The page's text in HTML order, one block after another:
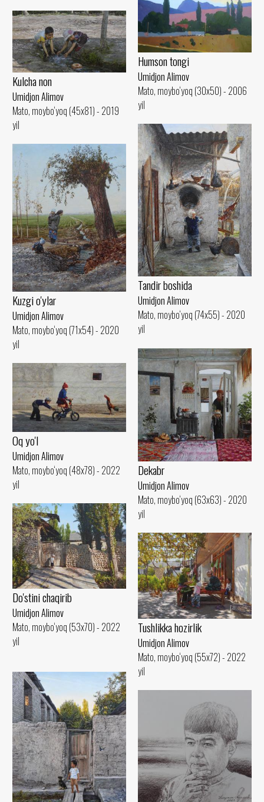
Humson tongi
Umidjon Alimov
Mato, moybo‘yoq (30x50) - 2006
yil
Kulcha non
Umidjon Alimov
Mato, moybo‘yoq (45x81) - 2019
yil
Tandir boshida
Umidjon Alimov
Mato, moybo‘yoq (74x55) - 2020
yil
Kuzgi o'ylar
Umidjon Alimov
Mato, moybo‘yoq (71x54) - 2020
yil
Dekabr
Umidjon Alimov
Mato, moybo‘yoq (63x63) - 2020
yil
Oq yo'l
Umidjon Alimov
Mato, moybo‘yoq (48x78) - 2022
yil
Do'stini chaqirib
Umidjon Alimov
Mato, moybo‘yoq (53x70) - 2022
yil
Tushlikka hozirlik
Umidjon Alimov
Mato, moybo‘yoq (55x72) - 2022
yil